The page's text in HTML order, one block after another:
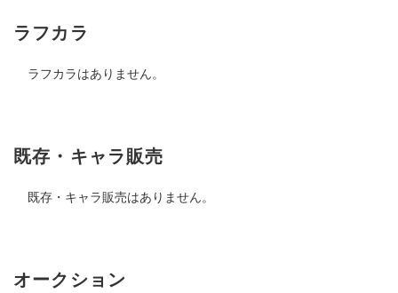
ラフカラ
ラフカラはありません。
既存・キャラ販売
既存・キャラ販売はありません。
オークション